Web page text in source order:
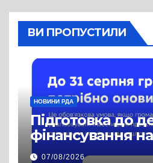
ВИ ПРОПУСТИЛИ
НОВИНИ РДА
Підготовка до
фінансування
уже триває
07/08/2026